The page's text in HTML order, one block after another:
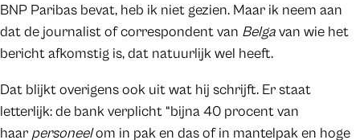
BNP Paribas bevat, heb ik niet gezien. Maar ik neem aan
dat de journalist of correspondent van Belgavan wie het
bericht afkomstig is, dat natuurlijk wel heeft.
Dat blijkt overigens ook uit wat hij schrijft. Er staat
letterlijk: de bank verplicht “bijna 40 procent van
haar personeelom in pak en das of in mantelpak en hoge